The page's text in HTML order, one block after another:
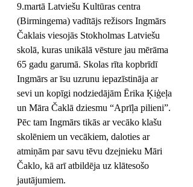
9.martā Latviešu Kultūras centra
(Birmingema) vadītājs režisors Ingmārs
Čaklais viesojās Stokholmas Latviešu
skolā, kuras unikālā vēsture jau mērāma
65 gadu garumā. Skolas rīta kopbrīdī
Ingmārs ar īsu uzrunu iepazīstināja ar
sevi un kopīgi nodziedājām Ērika Ķiģeļa
un Māra Čaklā dziesmu “Aprīļa pilieni”.
Pēc tam Ingmārs tikās ar vecāko klašu
skolēniem un vecākiem, daloties ar
atmiņām par savu tēvu dzejnieku Māri
Čaklo, kā arī atbildēja uz klātesošo
jautājumiem.